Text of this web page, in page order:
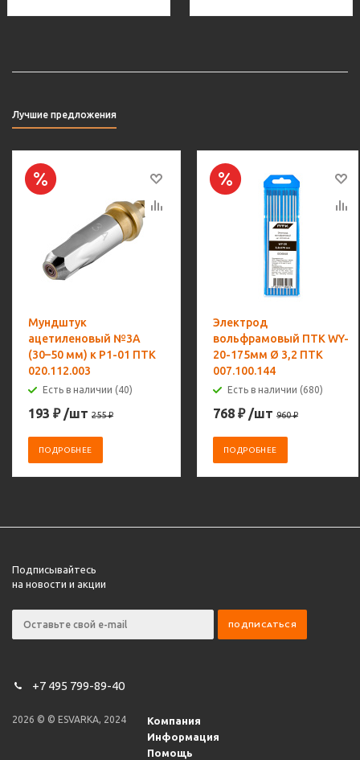
Лучшие предложения
Мундштук
ацетиленовый №3А
(30–50 мм) к Р1-01 ПТК
020.112.003
Есть в наличии (40)
193 ₽ /шт 255₽
ПОДРОБНЕЕ
Электрод
вольфрамовый ПТК WY-
20-175мм Ø 3,2 ПТК
007.100.144
Есть в наличии (680)
768 ₽ /шт 960₽
ПОДРОБНЕЕ
Подписывайтесь
на новости и акции
+7 495 799-89-40
2026 © © ESVARKA, 2024
Компания
Информация
Помощь